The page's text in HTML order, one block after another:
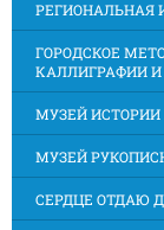
РЕГИОНАЛЬНАЯ
ГОРОДСКОЕ
КАЛЛИГРАФИИ
МУЗЕЙ ИСТОРИИ
МУЗЕЙ
СЕРДЦЕ ОТДАЮ